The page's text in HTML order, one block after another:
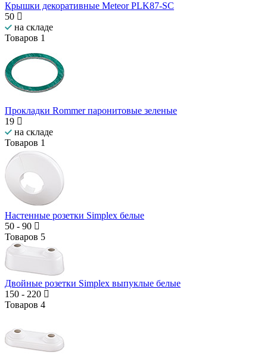
Крышки декоративные Meteor PLK87-SC
50
на складе
Товаров 1
Прокладки Rommer паронитовые зеленые
19
на складе
Товаров 1
Настенные розетки Simplex белые
50 - 90
Товаров 5
Двойные розетки Simplex выпуклые белые
150 - 220
Товаров 4